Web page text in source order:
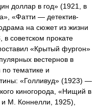
доллар в год» (1921, в
«Фатти — детектив-
на сюжет из жизни
советском прокате
«Крытый фургон»
вестернов в
тематике и
«Голливуд» (1923) —
киногорода, «Нищий в
М. Коннелли, 1925),